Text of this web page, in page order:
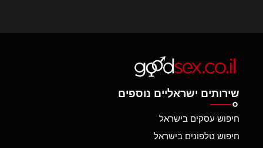
שירותים ישראליים נוספים
חיפוש עסקים בישראל
חיפוש טלפונים בישראל